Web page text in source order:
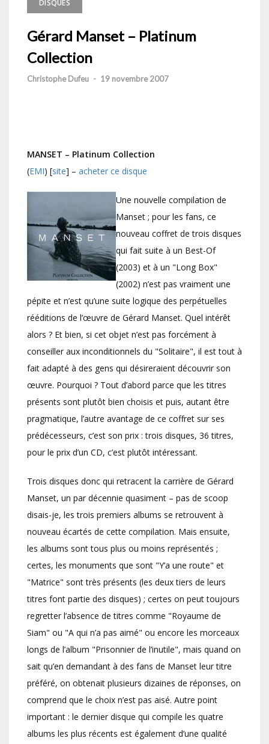
DISQUES
Gérard Manset – Platinum
Collection
Christophe Dufeu - 19 novembre 2007
MANSET – Platinum Collection
(EMI) [site] – acheter ce disque
Une nouvelle compilation de
Manset ; pour les fans, ce
nouveau coffret de trois disques
qui fait suite à un Best-Of
(2003) et à un "Long Box"
(2002) n’est pas vraiment une
pépite et n’est qu’une suite logique des perpétuelles
rééditions de l’œuvre de Gérard Manset. Quel intérêt
alors ? Et bien, si cet objet n’est pas forcément à
conseiller aux inconditionnels du "Solitaire", il est tout à
fait adapté à des gens qui désireraient découvrir son
œuvre. Pourquoi ? Tout d’abord parce que les titres
présents sont plutôt bien choisis et puis, autant être
pragmatique, l’autre avantage de ce coffret sur ses
prédécesseurs, c’est son prix : trois disques, 36 titres,
pour le prix d’un CD, c’est plutôt intéressant.
Trois disques donc qui retracent la carrière de Gérard
Manset, un par décennie quasiment – pas de scoop
disais-je, les trois premiers albums se retrouvent à
nouveau écartés de cette compilation. Mais ensuite,
les albums sont tous plus ou moins représentés ;
certes, les monuments que sont "Y’a une route" et
"Matrice" sont très présents (les deux tiers de leurs
titres font partie des disques) ; certes on peut toujours
regretter l’absence de titres comme "Royaume de
Siam" ou "A qui n’a pas aimé" ou encore les morceaux
longs de l’album "Prisonnier de l’inutile", mais quand on
sait qu’en demandant à des fans de Manset leur titre
préféré, on obtenait plusieurs dizaines de réponses, on
comprend que le choix n’est pas aisé. Autre point
important : le dernier disque qui compile les quatre
albums les plus récents est également d’une qualité